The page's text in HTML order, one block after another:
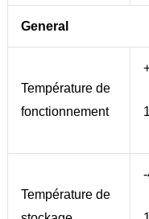
General
Température de
fonctionnement
Température de